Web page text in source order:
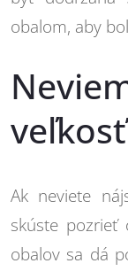
obalom, aby
Ak neviete
skúste pozrieť
obalov sa dá